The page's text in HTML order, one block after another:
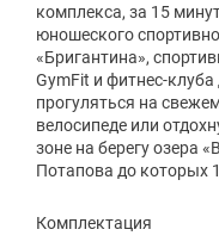
комплекса, за 15
юношеского
«Бригантина»,
GymFit и фитнес-
прогуляться на
велосипеде или
зоне на берегу озера
Потапова до которых
Комплектация